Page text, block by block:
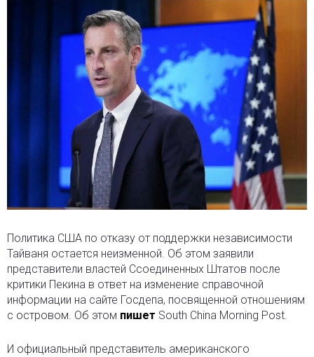
Политика США по отказу от поддержки независимости
Тайваня остается неизменной. Об этом заявили
представители властей Ссоединенных Штатов после
критики Пекина в ответ на изменение справочной
информации на сайте Госдепа, посвященной отношениям
с островом. Об этом пишет South China Morning Post.
И официальный представитель американского